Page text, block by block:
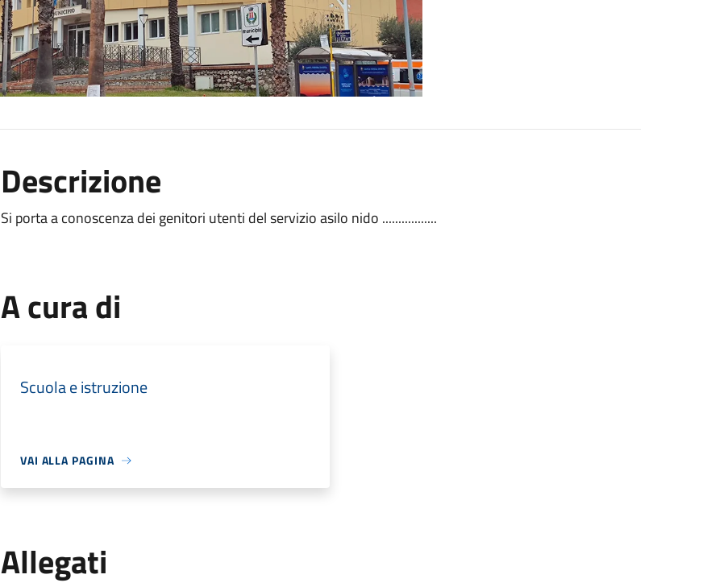
Descrizione
Si porta a conoscenza dei genitori utenti del servizio asilo nido .................
A cura di
Scuola e istruzione
VAI ALLA PAGINA
Allegati